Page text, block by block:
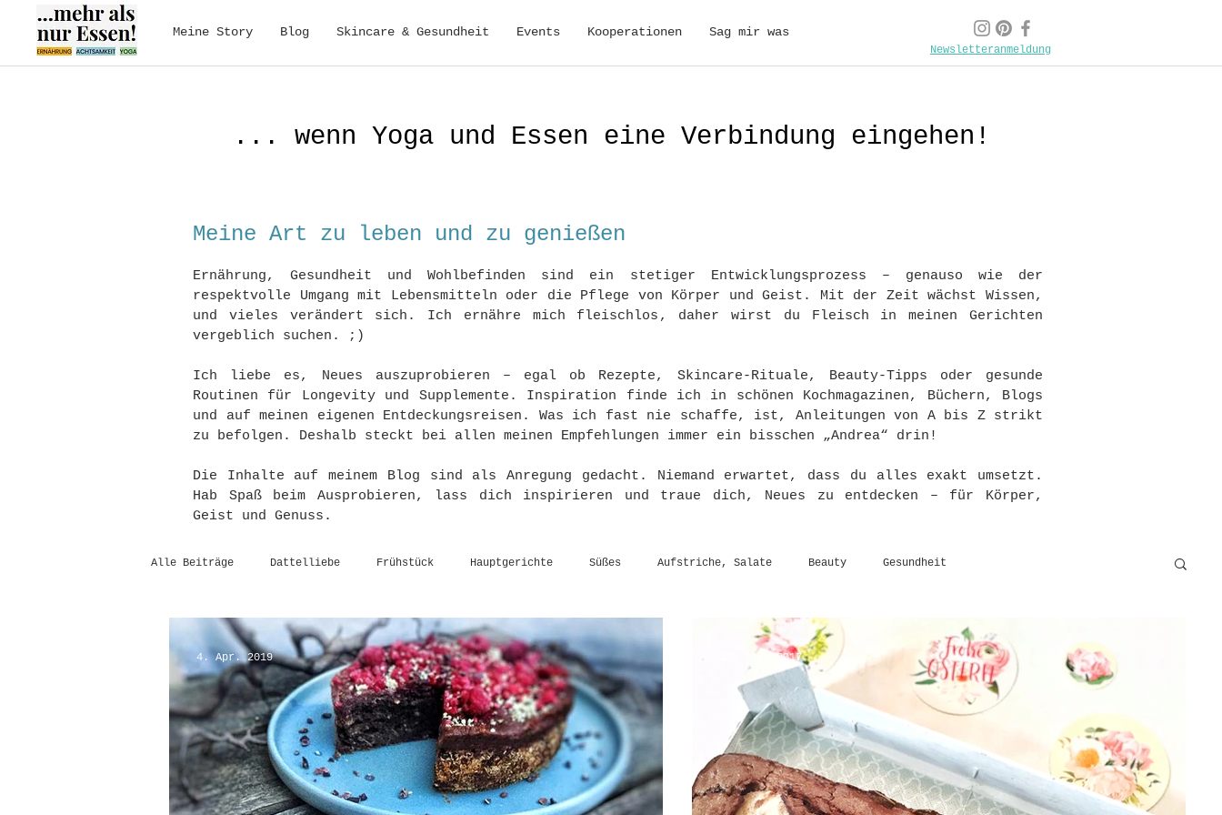
Meine Story Blog Skincare & Gesundheit Events Kooperationen Sag mir was
Newsletteranmeldung
... wenn Yoga und Essen eine Verbindung eingehen!
Meine Art zu leben und zu genießen
Ernährung, Gesundheit und Wohlbefinden sind ein stetiger Entwicklungsprozess – genauso wie der
respektvolle Umgang mit Lebensmitteln oder die Pflege von Körper und Geist. Mit der Zeit wächst Wissen,
und vieles verändert sich. Ich ernähre mich fleischlos, daher wirst du Fleisch in meinen Gerichten
vergeblich suchen. ;)
Ich liebe es, Neues auszuprobieren – egal ob Rezepte, Skincare-Rituale, Beauty-Tipps oder gesunde
Routinen für Longevity und Supplemente. Inspiration finde ich in schönen Kochmagazinen, Büchern, Blogs
und auf meinen eigenen Entdeckungsreisen. Was ich fast nie schaffe, ist, Anleitungen von A bis Z strikt
zu befolgen. Deshalb steckt bei allen meinen Empfehlungen immer ein bisschen „Andrea“ drin!
Die Inhalte auf meinem Blog sind als Anregung gedacht. Niemand erwartet, dass du alles exakt umsetzt.
Hab Spaß beim Ausprobieren, lass dich inspirieren und traue dich, Neues zu entdecken – für Körper,
Geist und Genuss.
Alle Beiträge Dattelliebe Frühstück Hauptgerichte Süßes Aufstriche, Salate Beauty Gesundheit
4. Apr. 2019 17. Apr. 2017